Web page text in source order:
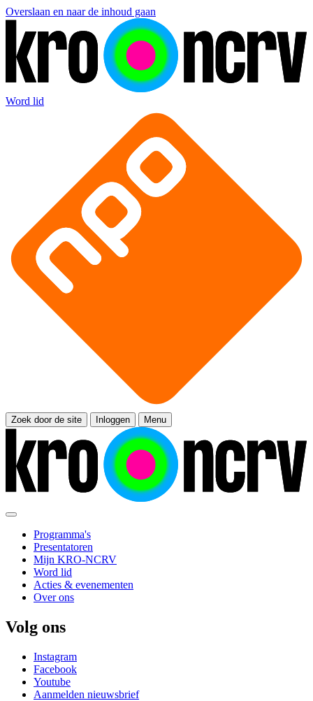
Overslaan en naar de inhoud gaan
Word lid
Zoek door de site Inloggen Menu
Programma's
Presentatoren
Mijn KRO-NCRV
Word lid
Acties & evenementen
Over ons
Volg ons
Instagram
Facebook
Youtube
Aanmelden nieuwsbrief